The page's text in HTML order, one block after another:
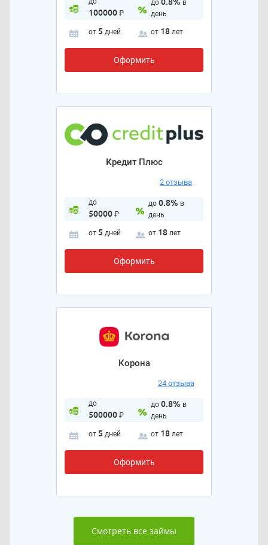
100000₽
до
в
день
от 5 дней от 18 лет
Оформить
Кредит Плюс
2 отзыва
до
50000₽
до 0.8% в
день
от 5 дней от 18 лет
Оформить
Корона
24 отзыва
до
500000₽
до 0.8% в
день
от 5 дней от 18 лет
Оформить
Смотреть все займы